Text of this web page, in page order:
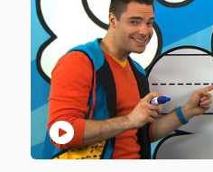
play_circle